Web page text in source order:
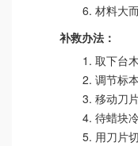
材料大
补救办法：
取下台
调节标
移动刀
待蜡块
用刀片